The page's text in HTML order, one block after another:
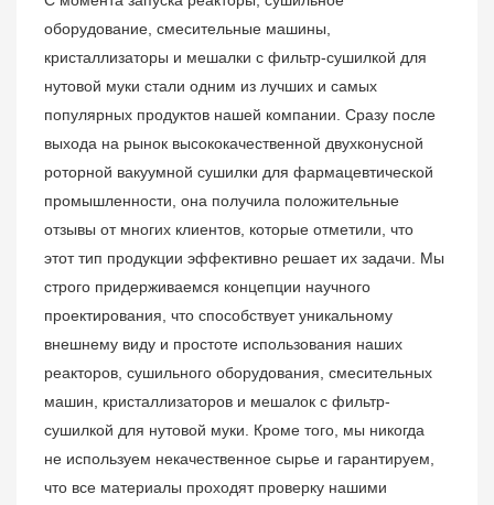
оборудование, смесительные машины,
кристаллизаторы и мешалки с фильтр-сушилкой для
нутовой муки стали одним из лучших и самых
популярных продуктов нашей компании. Сразу после
выхода на рынок высококачественной двухконусной
роторной вакуумной сушилки для фармацевтической
промышленности, она получила положительные
отзывы от многих клиентов, которые отметили, что
этот тип продукции эффективно решает их задачи. Мы
строго придерживаемся концепции научного
проектирования, что способствует уникальному
внешнему виду и простоте использования наших
реакторов, сушильного оборудования, смесительных
машин, кристаллизаторов и мешалок с фильтр-
сушилкой для нутовой муки. Кроме того, мы никогда
не используем некачественное сырье и гарантируем,
что все материалы проходят проверку нашими